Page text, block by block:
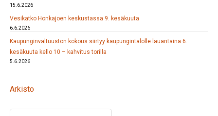
15.6.2026
Vesikatko Honkajoen keskustassa 9. kesäkuuta
6.6.2026
Kaupunginvaltuuston kokous siirtyy kaupungintalolle lauantaina 6.
kesäkuuta kello 10 – kahvitus torilla
5.6.2026
Arkisto